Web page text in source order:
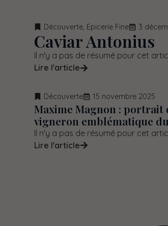
Découverte, Epicerie Fine 3
Caviar Antonius
Il n'y a pas de résumé pour cet
Lire l'article
Découverte 15 novembre 2025
Maxime Magnon : portrait
vigneron emblématique
Il n'y a pas de résumé pour cet
Lire l'article